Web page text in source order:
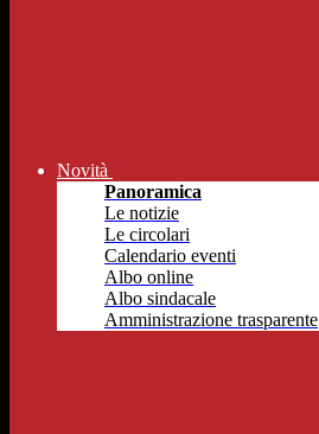
Novità
Panoramica
Le notizie
Le circolari
Calendario eventi
Albo online
Albo sindacale
Amministrazione trasparente